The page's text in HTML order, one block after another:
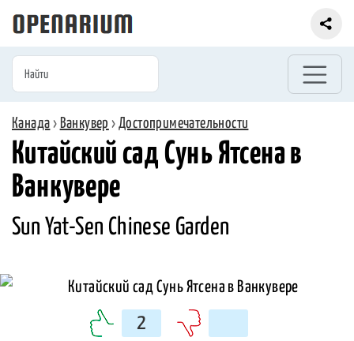
Канада › Ванкувер ›Достопримечательности
Китайский сад Сунь Ятсена в
Ванкувере
Sun Yat-Sen Chinese Garden
2